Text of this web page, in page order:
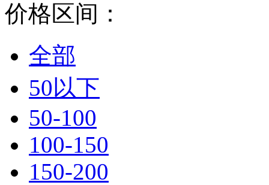
价格区间：
全部
50以下
50-100
100-150
150-200